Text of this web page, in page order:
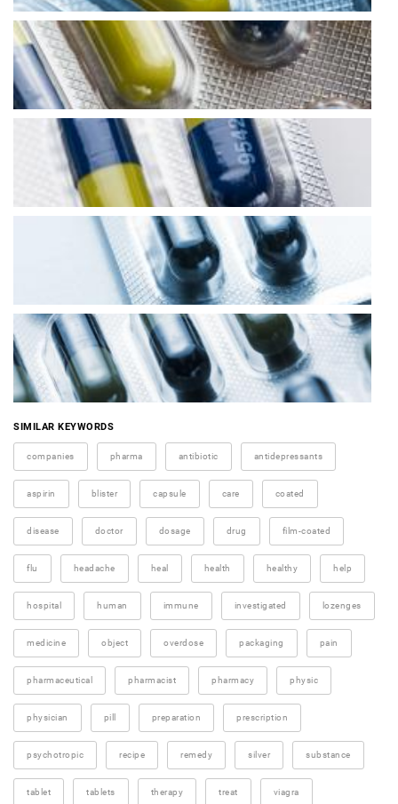
SIMILAR KEYWORDS
companies pharma antibiotic antidepressants
aspirin blister capsule care coated
disease doctor dosage drug film-coated
flu headache heal health healthy help
hospital human immune investigated lozenges
medicine object overdose packaging pain
pharmaceutical pharmacist pharmacy physic
physician pill preparation prescription
psychotropic recipe remedy silver substance
tablet tablets therapy treat viagra